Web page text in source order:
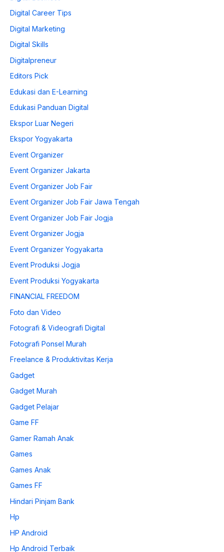
Digital Career Tips
Digital Marketing
Digital Skills
Digitalpreneur
Editors Pick
Edukasi dan E-Learning
Edukasi Panduan Digital
Ekspor Luar Negeri
Ekspor Yogyakarta
Event Organizer
Event Organizer Jakarta
Event Organizer Job Fair
Event Organizer Job Fair Jawa Tengah
Event Organizer Job Fair Jogja
Event Organizer Jogja
Event Organizer Yogyakarta
Event Produksi Jogja
Event Produksi Yogyakarta
FINANCIAL FREEDOM
Foto dan Video
Fotografi & Videografi Digital
Fotografi Ponsel Murah
Freelance & Produktivitas Kerja
Gadget
Gadget Murah
Gadget Pelajar
Game FF
Gamer Ramah Anak
Games
Games Anak
Games FF
Hindari Pinjam Bank
Hp
HP Android
Hp Android Terbaik